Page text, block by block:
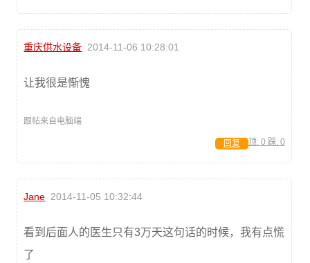
重庆供水设备 2014-11-06 10:28:01
让我很是惭愧
跟帖来自电脑端
顶: 0 踩: 0
回复
Jane 2014-11-05 10:32:44
看到后面人的医生只有3万天这句话的时候，我有点慌
了